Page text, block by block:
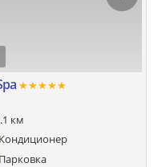
★★★★★
км
Кондиционер
Парковка